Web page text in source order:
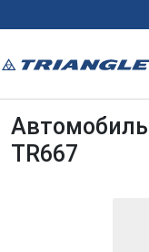
TR667